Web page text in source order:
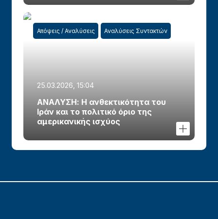
Απόψεις / Αναλύσεις Αναλύσεις Συντακτών
25.03.2026, 15:04
ΑΝΑΛΥΣΗ: Η ανθεκτικότητα του
Ιράν και το πολιτικό όριο της
αμερικανικής ισχύος